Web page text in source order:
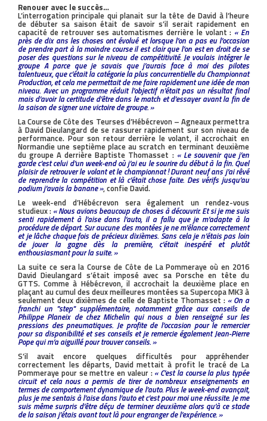
Renouer avec le succès…
L’interrogation principale qui planait sur la tête de David à l’heure
de débuter sa saison était de savoir s’il serait rapidement en
capacité de retrouver ses automatismes derrière le volant : « En
près de dix ans les choses ont évolué et lorsque l’on a pas eu l’occasion
de prendre part à la moindre course il est clair que l’on est en droit de se
poser des questions sur le niveau de compétitivité. Je voulais intégrer le
groupe A parce que je savais que j’aurais face à moi des pilotes
talentueux, que c’était la catégorie la plus concurrentielle du Championnat
Production, et cela me permettait de me faire rapidement une idée de mon
niveau. Avec un programme réduit l’objectif n’était pas un résultat final
mais d’avoir la certitude d’être dans le match et d’essayer avant la fin de
la saison de signer une victoire de groupe. »
La Course de Côte des Teurses d’Hébécrevon – Agneaux permettra
à David Dieulangard de se rassurer rapidement sur son niveau de
performance. Pour son retour derrière le volant, il accrochait en
Normandie une septième place au scratch en terminant deuxième
du groupe A derrière Baptiste Thomasset : « Le souvenir que j’en
garde c’est celui d’un week-end où j’ai eu le sourire du début à la fin. Quel
plaisir de retrouver le volant et le championnat ! Durant neuf ans j’ai rêvé
de reprendre la compétition et là c’était chose faite. Des vérifs jusqu’au
podium j’avais la banane », confie David.
Le week-end d’Hébécrevon sera également un rendez-vous
studieux : « Nous avions beaucoup de choses à découvrir. Et si je me suis
senti rapidement à l’aise dans l’auto, il a fallu que je m’adapte à la
procédure de départ. Sur aucune des montées je ne m’élance correctement
et je lâche chaque fois de précieux dixièmes. Sans cela je n’étais pas loin
de jouer la gagne dès la première, c’était inespéré et plutôt
enthousiasmant pour la suite. »
La suite ce sera la Course de Côte de La Pommeraye où en 2016
David Dieulangard s’était imposé avec sa Porsche en tête du
GTTS. Comme à Hébécrevon, il accrochait la deuxième place en
plaçant au cumul des deux meilleures montées sa Supercopa MK3 à
seulement deux dixièmes de celle de Baptiste Thomasset : « On a
franchi un ''step'' supplémentaire, notamment grâce aux conseils de
Philippe Planeix de chez Michelin qui nous a bien renseigné sur les
pressions des pneumatiques. Je profite de l’occasion pour le remercier
pour sa disponibilité et ses conseils et je remercie également Jean-Pierre
Pope qui m’a aiguillé pour trouver conseils. »
S’il avait encore quelques difficultés pour appréhender
correctement les départs, David mettait à profit le tracé de La
Pommeraye pour se mettre en valeur : « C’est la course la plus typée
circuit et cela nous a permis de tirer de nombreux enseignements en
termes de comportement dynamique de l’auto. Plus le week-end avançait,
plus je me sentais à l’aise dans l’auto et c’est pour moi une réussite. Je me
suis même surpris d’être déçu de terminer deuxième alors qu’à ce stade
de la saison j’étais avant tout là pour engranger de l’expérience. »